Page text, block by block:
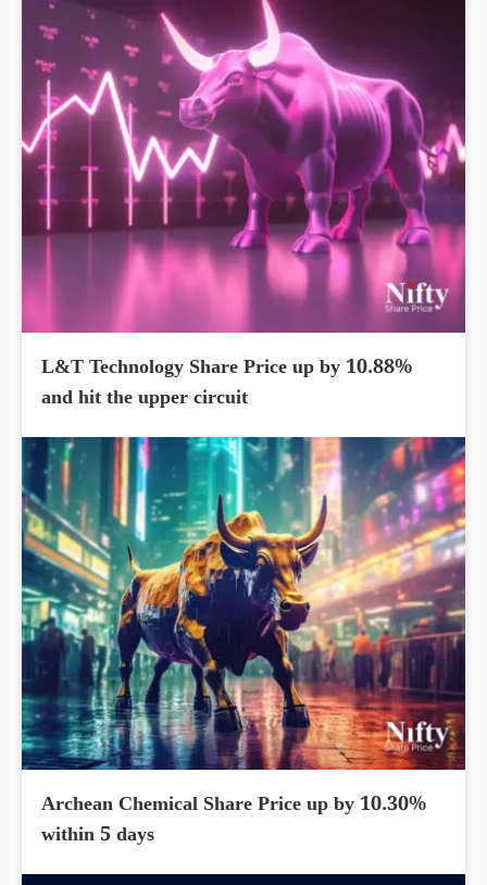
L&T Technology Share Price up by 10.88%
and hit the upper circuit
Archean Chemical Share Price up by 10.30%
within 5 days